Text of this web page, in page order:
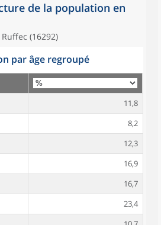
de la population en
(16292)
par âge regroupé
11,8
8,2
12,3
16,9
16,7
23,4